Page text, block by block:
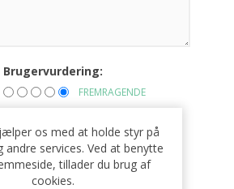
Brugervurdering:
FREMRAGENDE
os med at holde styr på
andre services. Ved at benytte
tillader du brug af
cookies.